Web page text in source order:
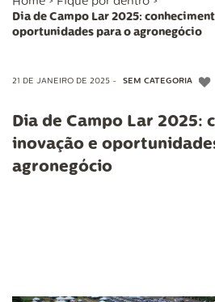
Dia de Campo Lar 2025:
oportunidades para o agronegócio
21 DE JANEIRO DE 2025 - SEM CATEGORIA
Dia de Campo Lar 2025:
inovação e
agronegócio